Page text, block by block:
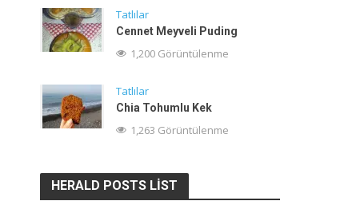
Tatlılar
Cennet Meyveli Puding
1,200 Görüntülenme
Tatlılar
Chia Tohumlu Kek
1,263 Görüntülenme
HERALD POSTS LIST